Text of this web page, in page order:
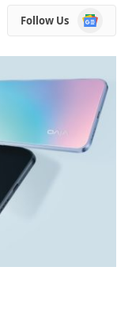
Follow Us
Google
News